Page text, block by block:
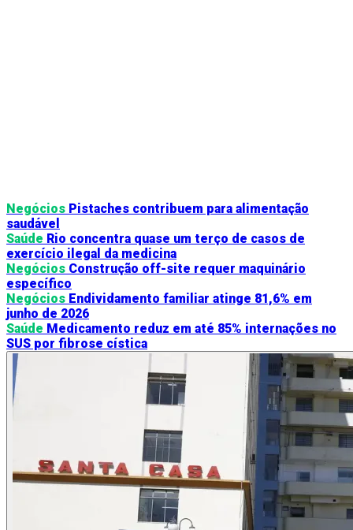
Negócios Pistaches contribuem para alimentação
saudável
Saúde Rio concentra quase um terço de casos de
exercício ilegal da medicina
Negócios Construção off-site requer maquinário
específico
Negócios Endividamento familiar atinge 81,6% em
junho de 2026
Saúde Medicamento reduz em até 85% internações no
SUS por fibrose cística